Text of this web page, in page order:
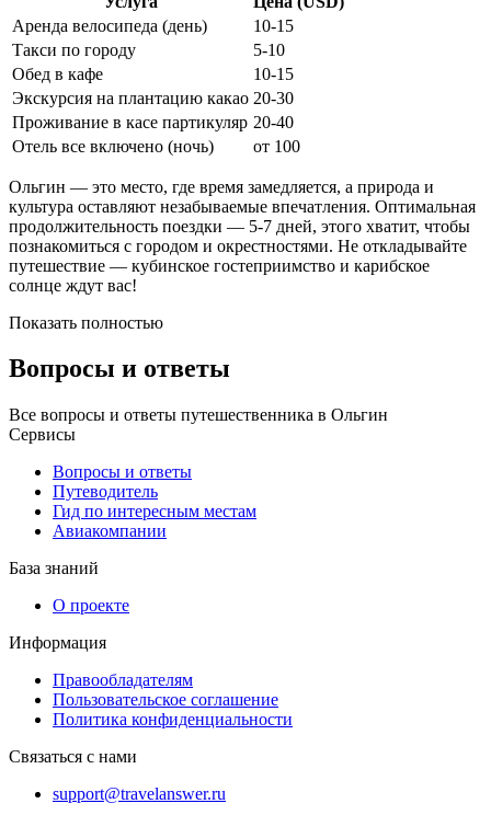
Аренда велосипеда (день)
10-15
Такси по городу
5-10
Обед в кафе
10-15
Экскурсия на плантацию какао 20-30
Проживание в касе партикуляр 20-40
Отель все включено (ночь)
от 100
Ольгин — это место, где время замедляется, а природа и
культура оставляют незабываемые впечатления. Оптимальная
продолжительность поездки — 5-7 дней, этого хватит, чтобы
познакомиться с городом и окрестностями. Не откладывайте
путешествие — кубинское гостеприимство и карибское
солнце ждут вас!
Показать полностью
Вопросы и ответы
Все вопросы и ответы путешественника в Ольгин
Сервисы
Вопросы и ответы
Путеводитель
Гид по интересным местам
Авиакомпании
База знаний
О проекте
Информация
Правообладателям
Пользовательское соглашение
Политика конфиденциальности
Связаться с нами
support@travelanswer.ru